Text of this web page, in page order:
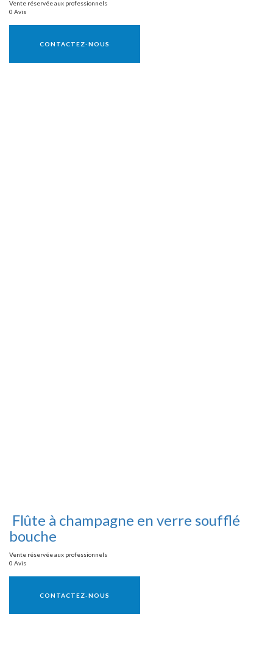
Vente réservée aux professionnels
0 Avis
CONTACTEZ-NOUS
Flûte à champagne en verre soufflé
bouche
Vente réservée aux professionnels
0 Avis
CONTACTEZ-NOUS